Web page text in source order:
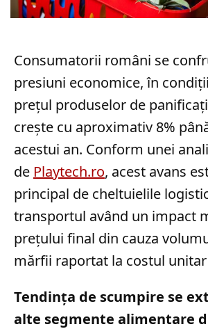
Consumatorii români se
presiuni economice, în
prețul produselor de
crește cu aproximativ 8%
acestui an. Conform unei
de Playtech.ro, acest avans
principal de cheltuielile
transportul având un impact
prețului final din cauza
mărfii raportat la costul unitar
Tendința de scumpire se
alte segmente alimentare